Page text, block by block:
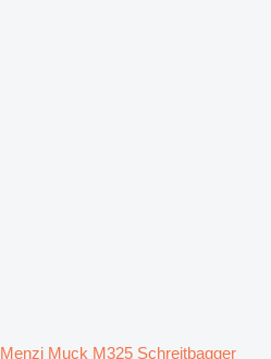
Menzi Muck M325 Schreitbagger